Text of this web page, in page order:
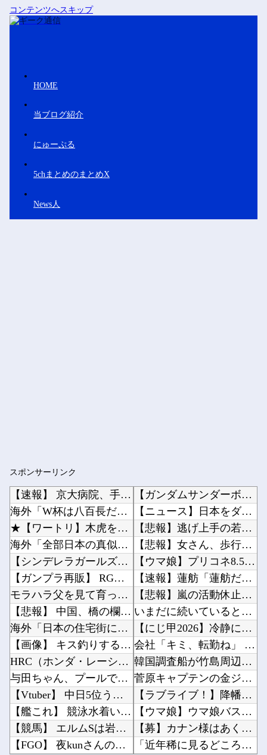
コンテンツへスキップ
HOME
当ブログ紹介
にゅーぷる
5chまとめのまとめX
News人
スポンサーリンク
【速報】 京大病院、手術ミスで『正常な脳』を摘出 → 患者は自発呼吸不可能な植物状態に
海外「W杯は八百長だった」FIFA会長支持を表明したサッカー協会に海外大騒ぎ！（海外の反応...
★【ワートリ】木虎をよく見たのでこの子がメインヒロインだと思ってたら、はじめて読んだとき違...
海外「全部日本の真似だったのか…」 日本の普通のテレビ番組が最新SNSの数十年先を行ってい...
【シンデレラガールズ】 百鬼夜行をテーマとしたPOP UP SHOPが東京・大阪にて開催
【ガンプラ再販】 RG「ストライクフリーダムガンダム ディアクティブモード」ほか【11時予...
モラハラ父を見て育ったせいで結婚に希望が持てない私。それなのに長男から結婚を急かされてしま...
【悲報】 中国、橋の欄干が強風一発で粉々に 鉄筋ゼロ 当局「接着剤でくっつけただけ」「正常...
海外「日本の住宅街にこんなレ●プ魔が潜んでるとかマジかよ…さすがHENTAIの国…」
【画像】 キス釣りするんや
HRC（ホンダ・レーシング）折原氏「以前のF1プロジェクトを経験した専門家を何人か呼び戻し...
与田ちゃん、プールで泳いでる姿を公開！！！【元乃木坂46】
【Vtuber】 中日5位うおおおおおおおおおおおおおおおお
【艦これ】 競泳水着いんのかよ
【競馬】 エルムSは岩田望騎乗のルクソールカフェがV
【FGO】 夜kunさんのモルガンイラスト！！ 蝶の羽好きです！
【ガンダムサンダーボルト】自分から手足を切り落すなんて…他
【ニュース】日本をダメにした総理大臣、ワースト１位が同点でこの人ｗｗｗｗｗｗ他
【悲報】逃げ上手の若君、2期放映中なのに全く話題にならない他
【悲報】女さん、歩行者を轢いた挙句、道路に倒れてどえらいことになってしまうw w w w ...
【ウマ娘】プリコネ8.5周年直前生放送にて、プリコネ×ウマ娘コラボの開催について告知が！？...
【速報】蓮舫「蓮舫だから叩いて良いという報道」 ネット「高市だから叩いて良いをやってるのが...
【悲報】嵐の活動休止の影響か…相葉雅紀のレコメンが9月いっぱいで終了へ他
いまだに続いていると聞いてビビる漫画「ながされて藍蘭島」「咲」「らき☆すた」他
【にじ甲2026】冷静に考えるとなんだこのえっっっな格好は…？他
会社「キミ、転勤ね」 男性社員「なら辞めますわ」 → 凄いことになるｗｗｗｗｗｗ他
韓国調査船が竹島周辺の日本EEZ内で調査か、ワイヤのようなもの海中に投入…外務省が抗議！他
菅原キャプテンの金ジャージｷﾀ━(ﾟ∀ﾟ)━!【乃木坂46】他
【ラブライブ！】降幡愛さんがドッキリGPに出演！！！！他
【ウマ娘】ウマ娘バストTOP20他
【募】カナン様はあくまでチョロいでエッチしたいキャラ【画像】他
「近年稀に見るどころの話じゃないぞ」と台風15号の予想進路に困惑する人が多数、偏西風が全く...